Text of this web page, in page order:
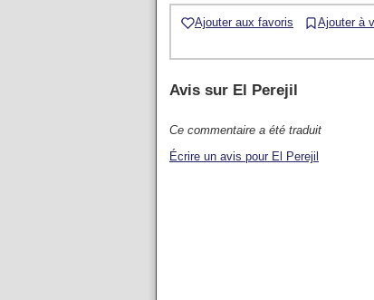
Ajouter aux favoris Ajouter à
Avis sur El Perejil
Ce commentaire a été traduit
Écrire un avis pour El Perejil